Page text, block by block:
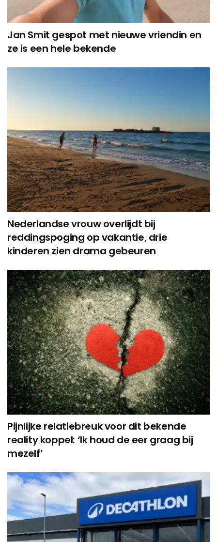
Jan Smit gespot met nieuwe vriendin en
ze is een hele bekende
Nederlandse vrouw overlijdt bij
reddingspoging op vakantie, drie
kinderen zien drama gebeuren
Pijnlijke relatiebreuk voor dit bekende
reality koppel: ‘Ik houd de eer graag bij
mezelf’